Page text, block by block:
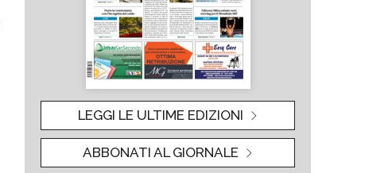
LEGGI LE ULTIME EDIZIONI
ABBONATI AL GIORNALE